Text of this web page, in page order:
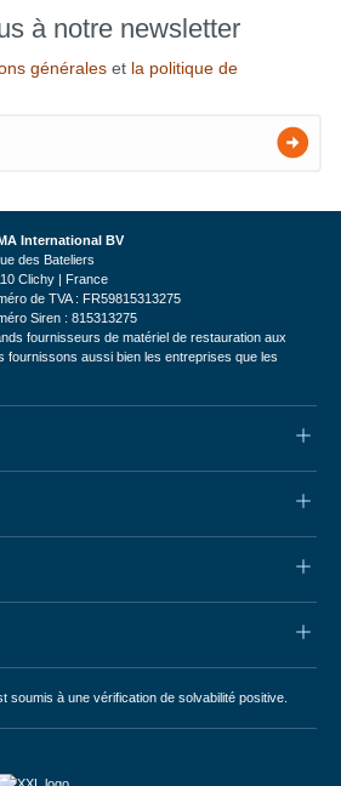
à notre newsletter
générales et la politique de
International BV
des Bateliers
Clichy | France
de TVA : FR59815313275
Siren : 815313275
fournisseurs de matériel de restauration aux
fournissons aussi bien les entreprises que les
soumis à une vérification de solvabilité positive.